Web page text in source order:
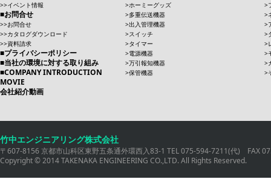
イベント情報
お問合せ
お問合せ
カタログダウンロード
資料請求
プライバシーポリシー
当社の環境に対する取り組み
COMPANY INTRODUCTION
MOVIE
会社紹介動画
ホーミーグッズ
多重伝送機器
出入管理機器
スイッチ
タイマー
電源機器
万引報知機器
保管機器
竹中エンジニアリング株式会社
〒607-8156 京都市山科区東野五条通外環西入83-1 TEL 075-594-7211(代) FAX
Copyright © 2014 TAKENAKA ENGINEERING CO.,LTD. All Rights Reserved.